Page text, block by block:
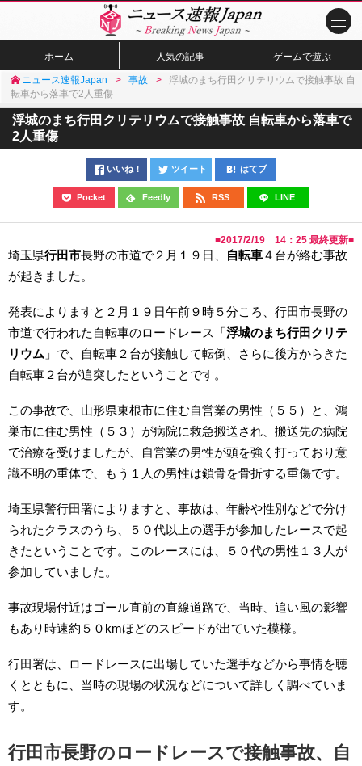
ホーム 人気の記事 ゲームで遊ぶ
ニュース速報Japan 事故
浮城のまち行田クリテリウムで接触事故 自
転車から落車で2人重傷
浮城のまち行田クリテリウムで接触事故 自転車から落車で
2人重傷
いいね！ ツイート はてブ
Pocket Feedly RSS LINE
■2017/2/19 14：25 最終更新■
埼玉県行田市長野の市道で２月１９日、 自転車４台が絡む事故
が起きました。
発表によりますと２月１９日午前９時５分ころ、行田市長野の
市道で行われた自転車のロードレース「浮城のまち行田クリテ
リウム 」で、自転車２台が接触して転倒、さらに後方からきた
自転車２台が追突したということです。
この事故で、山形県東根市に住む自営業の男性（５５）と、鴻
巣市に住む男性（５３）が病院に救急搬送され、搬送先の病院
で治療を受けましたが、自営業の男性が頭を強く打っており意
識不明の重体で、もう１人の男性は鎖骨を骨折する重傷です。
埼玉県警行田署によりますと、事故は、年齢や性別などで分け
られたクラスのうち、５０代以上の選手が参加したレースで起
きたということです。このレースには、５０代の男性１３人が
参加していました。
事故現場付近はゴール直前の直線道路で、当時、追い風の影響
もあり時速約５０kmほどのスピードが出ていた模様。
行田署は、ロードレースに出場していた選手などから事情を聴
くとともに、当時の現場の状況などについて詳しく調べていま
す。
行田市長野のロードレースで接触事故、自